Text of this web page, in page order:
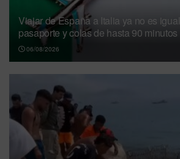
Viajar de España a Italia ya no es
pasaporte y colas de hasta 90 minutos
06/08/2026